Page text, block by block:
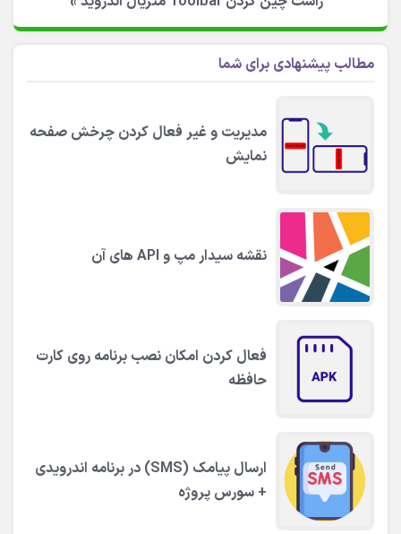
مطالب پیشنهادی برای شما
مدیریت و غیر فعال کردن چرخش صفحه
نمایش
نقشه سیدار مپ و API های آن
فعال کردن امکان نصب برنامه روی کارت
حافظه
ارسال پیامک (SMS) در برنامه اندرویدی
+ سورس پروژه